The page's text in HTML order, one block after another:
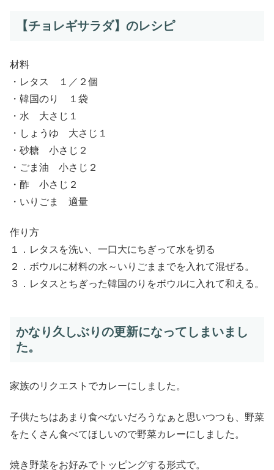
【チョレギサラダ】のレシピ
材料
・レタス １／２個
・韓国のり １袋
・水 大さじ１
・しょうゆ 大さじ１
・砂糖 小さじ２
・ごま油 小さじ２
・酢 小さじ２
・いりごま 適量
作り方
１．レタスを洗い、一口大にちぎって水を切る
２．ボウルに材料の水～いりごままでを入れて混ぜる。
３．レタスとちぎった韓国のりをボウルに入れて和える。
かなり久しぶりの更新になってしまいまし
た。
家族のリクエストでカレーにしました。
子供たちはあまり食べないだろうなぁと思いつつも、野菜
をたくさん食べてほしいので野菜カレーにしました。
焼き野菜をお好みでトッピングする形式で。